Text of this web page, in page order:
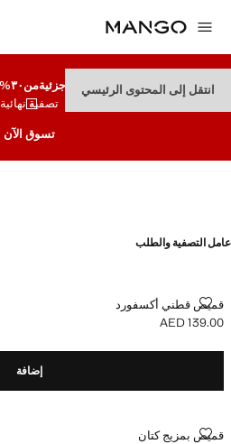
انتقل إلى المحتوى الرئيسيتنزيلات جزئيةمن٣٠% إلى٧٠%
تصفية نهائية
تسوق الآن
عامل التصفية والطلب
قميص قطني أكسفورد
قميص قطني أكسفورد
السعر الحالي [AED 139.00 ]
AED 139.00
إضافة
قميص بمزيج كتان
قميص بمزيج كتان